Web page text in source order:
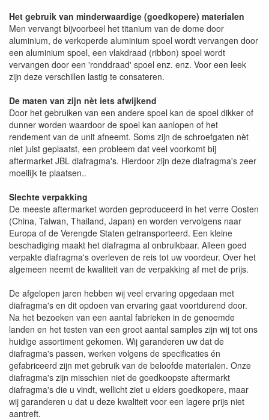
Het gebruik van minderwaardige (goedkopere) materialen
Men vervangt bijvoorbeel het titanium van de dome door
aluminium, de verkoperde aluminium spoel wordt vervangen door
een aluminium spoel, een vlakdraad (ribbon) spoel wordt
vervangen door een 'ronddraad' spoel enz. enz. Voor een leek
zijn deze verschillen lastig te consateren.
De maten van zijn nèt iets afwijkend
Door het gebruiken van een andere spoel kan de spoel dikker of
dunner worden waardoor de spoel kan aanlopen of het
rendement van de unit afneemt. Soms zijn de schroefgaten nèt
niet juist geplaatst, een probleem dat veel voorkomt bij
aftermarket JBL diafragma's. Hierdoor zijn deze diafragma's zeer
moeilijk te plaatsen..
Slechte verpakking
De meeste aftermarket worden geproduceerd in het verre Oosten
(China, Taiwan, Thailand, Japan) en worden vervolgens naar
Europa of de Verengde Staten getransporteerd. Een kleine
beschadiging maakt het diafragma al onbruikbaar. Alleen goed
verpakte diafragma's overleven de reis tot uw voordeur. Over het
algemeen neemt de kwaliteit van de verpakking af met de prijs.
De afgelopen jaren hebben wij veel ervaring opgedaan met
diafragma's en dit opdoen van ervaring gaat voortdurend door.
Na het bezoeken van een aantal fabrieken in de genoemde
landen en het testen van een groot aantal samples zijn wij tot ons
huidige assortiment gekomen. Wij garanderen uw dat de
diafragma's passen, werken volgens de specificaties én
gefabriceerd zijn met gebruik van de beloofde materialen. Onze
diafragma's zijn misschien niet de goedkoopste aftermarkt
diafragma's die u vindt, wellicht ziet u elders goedkopere, maar
wij garanderen u dat u deze kwaliteit voor een lagere prijs niet
aantreft.